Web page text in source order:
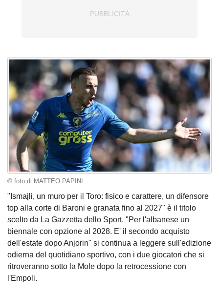
© foto di MATTEO PAPINI
"Ismajli, un muro per il Toro: fisico e carattere, un difensore
top alla corte di Baroni e granata fino al 2027" è il titolo
scelto da La Gazzetta dello Sport. "Per l'albanese un
biennale con opzione al 2028. E' il secondo acquisto
dell'estate dopo Anjorin" si continua a leggere sull'edizione
odierna del quotidiano sportivo, con i due giocatori che si
ritroveranno sotto la Mole dopo la retrocessione con
l'Empoli.